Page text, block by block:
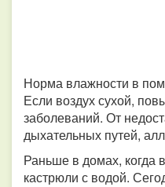
Норма влажности в
Если воздух сухой,
заболеваний. От
дыхательных путей,
Раньше в домах, когда
кастрюли с водой.